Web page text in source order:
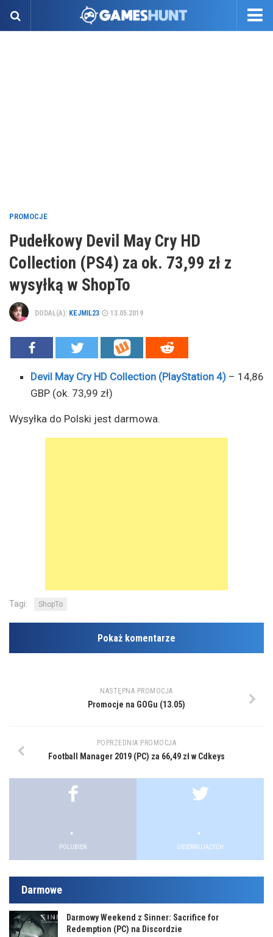
PROMOCJE
Pudełkowy Devil May Cry HD
Collection (PS4) za ok. 73,99 zł z
wysyłką w ShopTo
DODAŁ(A): KEJMIL23 13.05.2019
Devil May Cry HD Collection (PlayStation 4) – 14,86
GBP (ok. 73,99 zł)
Wysyłka do Polski jest darmowa.
Tagi: ShopTo
Pokaż komentarze
NASTĘPNA PROMOCJA
Promocje na GOGu (13.05)
POPRZEDNIA PROMOCJA
Football Manager 2019 (PC) za 66,49 zł w Cdkeys
..
POLUBIEŃ
.
OBSERWUJĄCYCH
Darmowe
Darmowy Weekend z Sinner: Sacrifice for
Redemption (PC) na Discordzie